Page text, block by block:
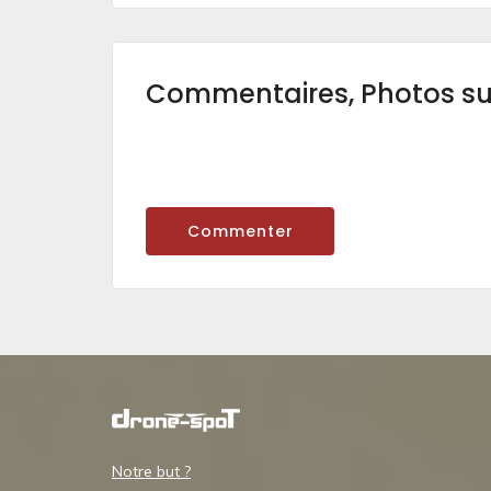
Commentaires, Photos
Commenter
Notre but ?